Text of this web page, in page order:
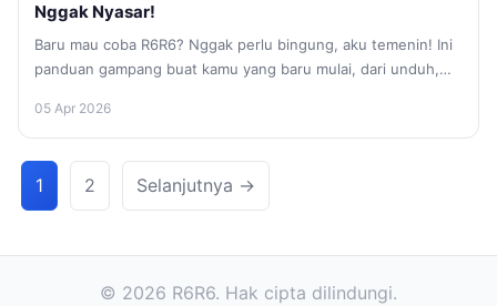
Nggak Nyasar!
Baru mau coba R6R6? Nggak perlu bingung, aku temenin! Ini
panduan gampang buat kamu yang baru mulai, dari unduh,
05 Apr 2026
1 2 Selanjutnya →
© 2026 R6R6. Hak cipta dilindungi.